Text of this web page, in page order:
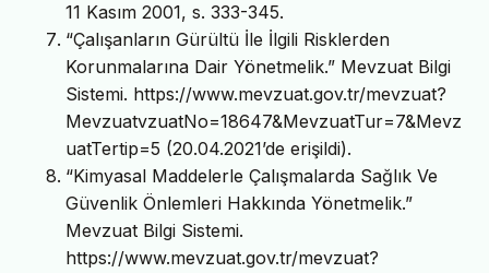
11 Kasım 2001, s. 333-345.
“Çalışanların Gürültü İle İlgili Risklerden
Korunmalarına Dair Yönetmelik.” Mevzuat Bilgi
Sistemi. https://www.mevzuat.gov.tr/mevzuat?
MevzuatvzuatNo=18647&MevzuatTur=7&Mevz
uatTertip=5 (20.04.2021’de erişildi).
“Kimyasal Maddelerle Çalışmalarda Sağlık Ve
Güvenlik Önlemleri Hakkında Yönetmelik.”
Mevzuat Bilgi Sistemi.
https://www.mevzuat.gov.tr/mevzuat?